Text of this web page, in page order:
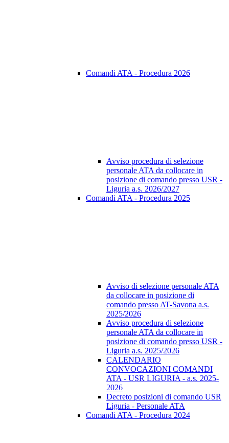
Comandi ATA - Procedura 2026
Avviso procedura di selezione
personale ATA da collocare in
posizione di comando presso USR -
Liguria a.s. 2026/2027
Comandi ATA - Procedura 2025
Avviso di selezione personale ATA
da collocare in posizione di
comando presso AT-Savona a.s.
2025/2026
Avviso procedura di selezione
personale ATA da collocare in
posizione di comando presso USR -
Liguria a.s. 2025/2026
CALENDARIO
CONVOCAZIONI COMANDI
ATA - USR LIGURIA - a.s. 2025-
2026
Decreto posizioni di comando USR
Liguria - Personale ATA
Comandi ATA - Procedura 2024